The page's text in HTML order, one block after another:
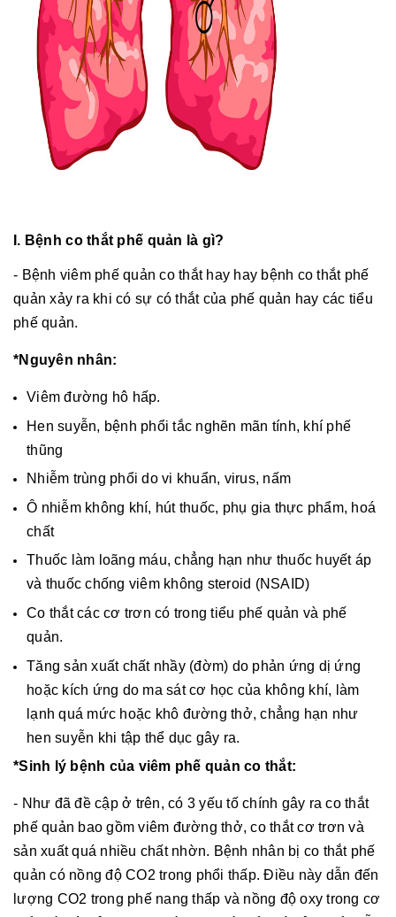
I. Bệnh co thắt phế quản là gì?
- Bệnh viêm phế quản co thắt hay hay bệnh co thắt phế
quản xảy ra khi có sự có thắt của phế quản hay các tiểu
phế quản.
*Nguyên nhân:
Viêm đường hô hấp.
Hen suyễn, bệnh phổi tắc nghẽn mãn tính, khí phế
thũng
Nhiễm trùng phổi do vi khuẩn, virus, nấm
Ô nhiễm không khí, hút thuốc, phụ gia thực phẩm, hoá
chất
Thuốc làm loãng máu, chẳng hạn như thuốc huyết áp
và thuốc chống viêm không steroid (NSAID)
Co thắt các cơ trơn có trong tiểu phế quản và phế
quản.
Tăng sản xuất chất nhầy (đờm) do phản ứng dị ứng
hoặc kích ứng do ma sát cơ học của không khí, làm
lạnh quá mức hoặc khô đường thở, chẳng hạn như
hen suyễn khi tập thể dục gây ra.
*Sinh lý bệnh của viêm phế quản co thắt:
- Như đã đề cập ở trên, có 3 yếu tố chính gây ra co thắt
phế quản bao gồm viêm đường thở, co thắt cơ trơn và
sản xuất quá nhiều chất nhờn. Bệnh nhân bị co thắt phế
quản có nồng độ CO2 trong phổi thấp. Điều này dẫn đến
lượng CO2 trong phế nang thấp và nồng độ oxy trong cơ